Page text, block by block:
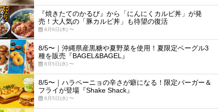
『焼きたてのかるび』から「にんにくカルビ丼」が発
売！大人気の「豚カルビ丼」も待望の復活
8月6日(木) 〜
8/5〜｜沖縄県産黒糖や夏野菜を使用！夏限定ベーグル3
種を販売『BAGEL&BAGEL』
8月5日(水) 〜
8/5〜｜ハラペーニョの辛さが癖になる！限定バーガー＆
フライが登場『Shake Shack』
8月5日(水) 〜